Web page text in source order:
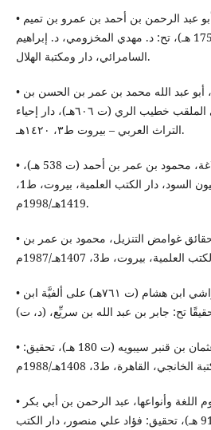
• الخليل، كتاب العين أبو عبد الرحمن بن أحمد بن عمرو بن تميم
الفراهيدي البصري (ت 175 هـ)، تح: د. مهدي المخزومي، د. إبراهيم
السامرائي، دار ومكتبة الهلال.
• الرازي، مفاتيح الغيب، أبو عبد الله محمد بن عمر بن الحسن بن
الحسين التيمي الرازي الملقب خطيب الري (ت ٦٠٦هـ)، دار إحياء
التراث العربي – بيروت ط٣، ١٤٢٠هـ.
• الزمخشري، أساس البلاغة، محمود بن عمر بن أحمد (ت 538 هـ)،
تحقيق: محمد باسل عيون السود، دار الكتب العلمية، بيروت، ط1،
1419هـ/1998م.
• الزمخشري، الكشاف عن حقائق غوامض التنزيل، محمود بن عمر بن
• السريِّع، حاشيتان من حواشي ابن هشام (ت ٧٦١هـ) على ألفيَّة ابن
• سيبويه، الكتاب، عمرو بن عثمان بن قنبر سيبويه (ت 180 هـ)، تحقيق:
• السيوطي، المزهر في علوم اللغة وأنواعها، عبد الرحمن بن أبي بكر
جلال الدين السيوطي (ت 911 هـ)، تحقيق: فؤاد علي منصور، دار الكتب